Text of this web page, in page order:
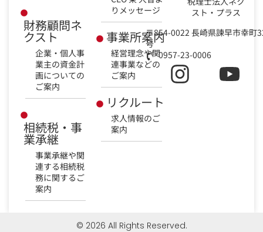
財務顧問ネ
クスト
企業・個人事
業主の資金計
画についての
ご案内
相続税・事
業承継
事業承継や関
連する相続税
務に関するご
案内
りメッセージ
事業所案内
経営理念や関
連事業などの
ご案内
リクルート
求人情報のご
案内
スト・プラス
〒854-0022 長崎県諫早市幸町
号
0957-23-0006
© 2026 All Rights Reserved.